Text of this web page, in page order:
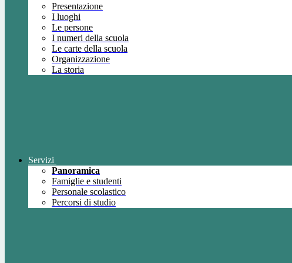
Presentazione
I luoghi
Le persone
I numeri della scuola
Le carte della scuola
Organizzazione
La storia
Servizi
Panoramica
Famiglie e studenti
Personale scolastico
Percorsi di studio